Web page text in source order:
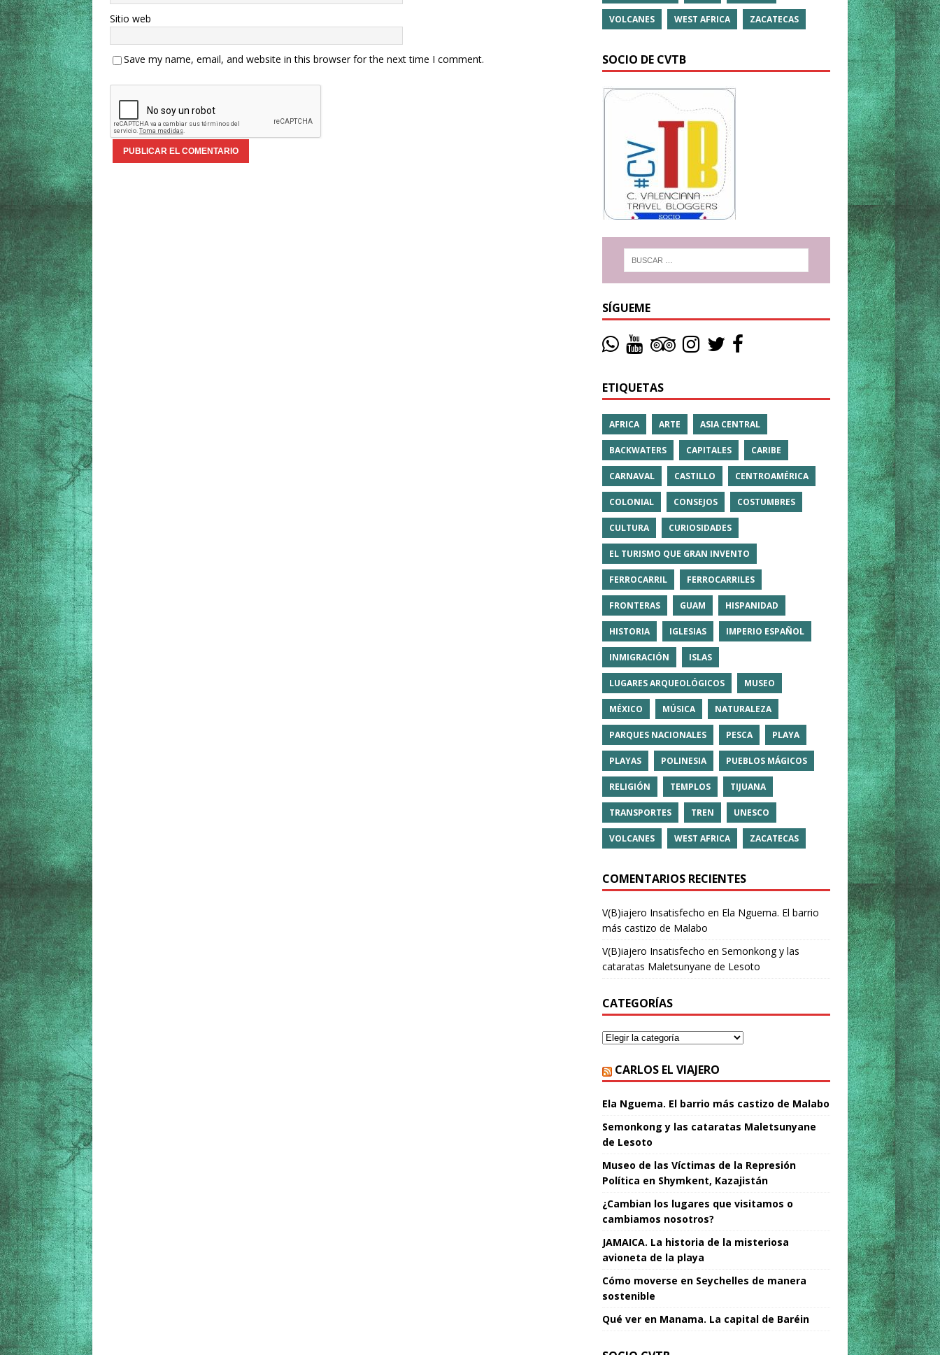
Sitio web
Save my name, email, and website in this browser for the next time I comment.
VOLCANES WEST AFRICA ZACATECAS
SOCIO DE CVTB
SÍGUEME
ETIQUETAS
AFRICA ARTE ASIA CENTRAL
BACKWATERS CAPITALES CARIBE
CARNAVAL CASTILLO CENTROAMÉRICA
COLONIAL CONSEJOS COSTUMBRES
CULTURA CURIOSIDADES
EL TURISMO QUE GRAN INVENTO
FERROCARRIL FERROCARRILES
FRONTERAS GUAM HISPANIDAD
HISTORIA IGLESIAS IMPERIO ESPAÑOL
INMIGRACIÓN ISLAS
LUGARES ARQUEOLÓGICOS MUSEO
MÉXICO MÚSICA NATURALEZA
PARQUES NACIONALES PESCA PLAYA
PLAYAS POLINESIA PUEBLOS MÁGICOS
RELIGIÓN TEMPLOS TIJUANA
TRANSPORTES TREN UNESCO
VOLCANES WEST AFRICA ZACATECAS
COMENTARIOS RECIENTES
V(B)iajero Insatisfecho en Ela Nguema. El barrio
más castizo de Malabo
V(B)iajero Insatisfecho en Semonkong y las
cataratas Maletsunyane de Lesoto
CATEGORÍAS
CARLOS EL VIAJERO
Ela Nguema. El barrio más castizo de Malabo
Semonkong y las cataratas Maletsunyane
de Lesoto
Museo de las Víctimas de la Represión
Política en Shymkent, Kazajistán
¿Cambian los lugares que visitamos o
cambiamos nosotros?
JAMAICA. La historia de la misteriosa
avioneta de la playa
Cómo moverse en Seychelles de manera
sostenible
Qué ver en Manama. La capital de Baréin